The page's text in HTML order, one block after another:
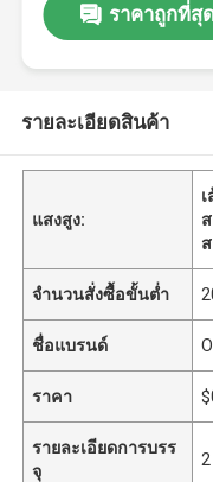
ราคาถูกที่สุ
รายละเอียดสินค้า
แสงสูง:
จำนวนสั่งซื้อขั้นต่ำ
ชื่อแบรนด์
ราคา
รายละเอียดการบรร
จุ